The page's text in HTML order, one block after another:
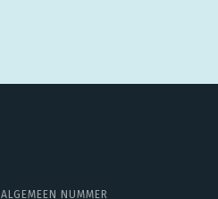
ALGEMEEN NUMMER